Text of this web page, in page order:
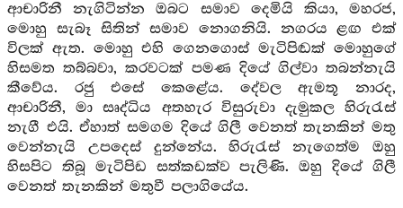
ආචාරිනී නැගිටින්න ඔබට සමාව දෙමියි කියා, මහරජ,
මොහු සැබෑ සිතින් සමාව නොගනියි. නගරය ළඟ එක්
විලක් ඇත. මොහු එහි ගෙනගොස් මැටිපිඬක් මොහුගේ
හිසමත තබ්බවා, කරවටක් පමණ දියේ ගිල්වා තබන්නැයි
කීවේය. රජු එසේ කෙළේය. දේවල ඇමතූ නාරද,
ආචාරිනී, මා සෘද්ධිය අතහැර විසුරුවා දැමුකල හිරුරැස්
නැගී එයි. ඒහාත් සමගම දියේ ගිලී වෙනත් තැනකින් මතු
වෙන්නැයි උපදෙස් දුන්නේය. හිරුරැස් නැගෙත්ම ඔහු
හිසපිට තිබූ මැටිපිඩ සත්කඩක්ව පැලිණි. ඔහු දියේ ගිලී
වෙනත් තැනකින් මතුවී පලාගියේය.